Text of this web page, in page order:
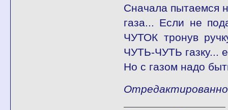
Сначала пытаемся
газа... Если не
ЧУТОК тронув
ЧУТЬ-ЧУТЬ газку...
Но с газом надо